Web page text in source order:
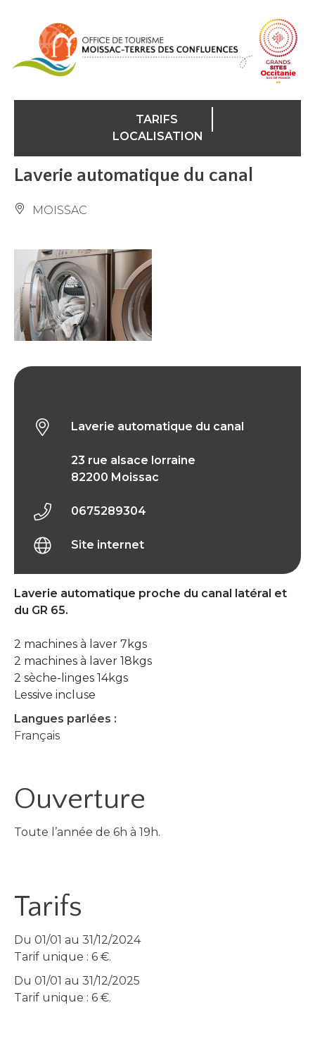
TARIFS
LOCALISATION
Laverie automatique du canal
MOISSAC
Laverie automatique proche du canal latéral et
du GR 65.
2 machines à laver 7kgs
2 machines à laver 18kgs
2 sèche-linges 14kgs
Lessive incluse
Langues parlées :
Français
Ouverture
Toute l’année de 6h à 19h.
Tarifs
Du 01/01 au 31/12/2024
Tarif unique : 6 €.
Du 01/01 au 31/12/2025
Tarif unique : 6 €.
Laverie automatique du canal
23 rue alsace lorraine
82200 Moissac
0675289304
Site internet